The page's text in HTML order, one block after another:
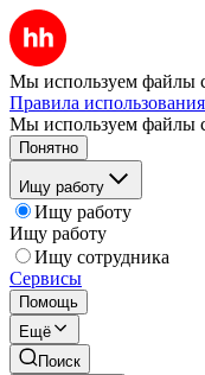
Мы используем файлы
Правила
Мы используем файлы
Понятно
Ищу работу
Ищу работу
Ищу работу
Ищу сотрудника
Сервисы
Помощь
Ещё
Поиск